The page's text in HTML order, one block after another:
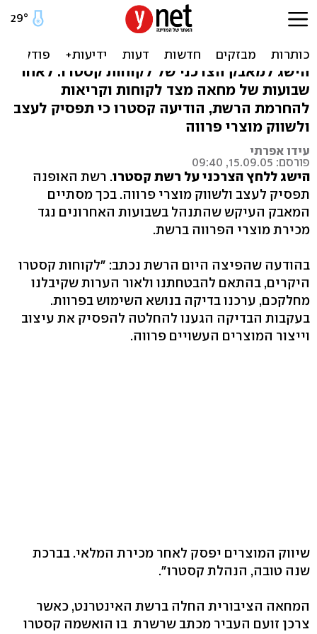
קסטרו נכנעת ללחץ: תפסיק
לשווק מוצרי פרווה
הישג למאבק הצרכני של לקוחות קסטרו: לאחר
שבועות של מחאה מצד לקוחות וקריאות
להחרמת הרשת, הודיעה קסטרו כי תפסיק לעצב
ולשווק מוצרי פרווה
עידו אפרתי
פורסם: 15.09.05, 09:40
הישג ללחץ הצרכני על רשת קסטרו. רשת האופנה
תפסיק לעצב ולשווק מוצרי פרווה. בכך מסתיים
המאבק העיקש שהתנהל בשבועות האחרונים נגד
מכירת מוצרי הפרווה ברשת.
בהודעה שהפיצה היום הרשת נכתב: "לקוחות קסטרו
היקרים, בהתאם להבטחתנו ולאור הערות שקיבלנו
מחלקכם, ערכנו בדיקה בנושא השימוש בפרוות.
בעקבות הבדיקה הגענו להחלטה להפסיק את עיצוב
וייצור המוצרים העשויים פרווה.
שיווק המוצרים יפסק לאחר מכירת המלאי. בברכת
שנה טובה, הנהלת קסטרו".
המחאה הציבורית החלה ברשת האינטרנט, כאשר
צרכן זועם העביר מכתב שרשרת בו הואשמה קסטרו